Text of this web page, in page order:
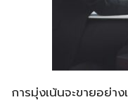
การมุ่งเน้นจะขายอย่า